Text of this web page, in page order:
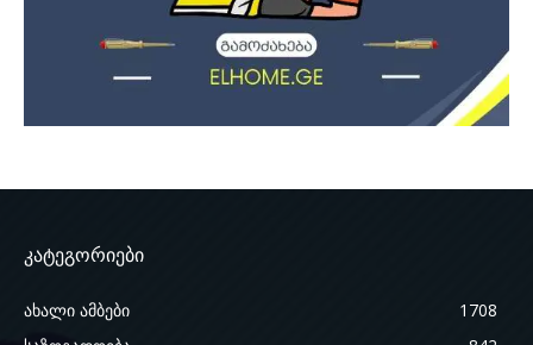
კატეგორიები
ახალი ამბები
1708